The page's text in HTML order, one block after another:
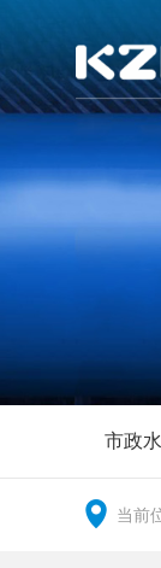
市政
当前